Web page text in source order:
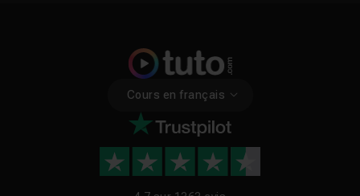
Cours en français